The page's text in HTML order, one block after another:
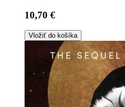
10,70 €
Vložiť do košíka